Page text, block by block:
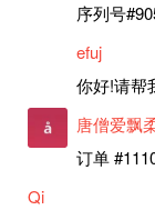
序列号
efuj
你好!请帮
唐僧爱飘
Qi